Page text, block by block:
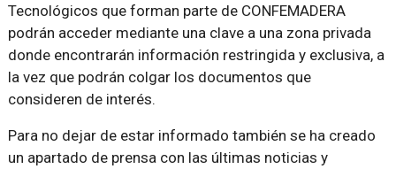
Tecnológicos que forman parte de CONFEMADERA
podrán acceder mediante una clave a una zona privada
donde encontrarán información restringida y exclusiva, a
la vez que podrán colgar los documentos que
consideren de interés.
Para no dejar de estar informado también se ha creado
un apartado de prensa con las últimas noticias y